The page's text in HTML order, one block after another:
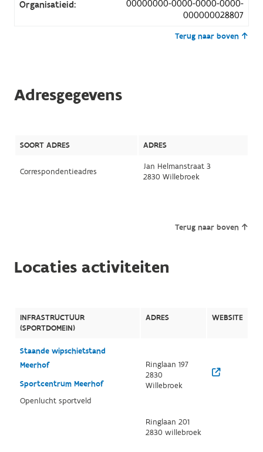
Organisatieid:
00000000-0000-0000-0000-
000000028807
Terug naar boven
Adresgegevens
SOORT ADRES ADRES
Correspondentieadres
Jan Helmanstraat 3
2830 Willebroek
Terug naar boven
Locaties activiteiten
INFRASTRUCTUUR
(SPORTDOMEIN)
ADRES WEBSITE
Staande wipschietstand
Meerhof
Sportcentrum Meerhof
Openlucht sportveld
Ringlaan 197
2830
Willebroek
Ringlaan 201
2830 willebroek